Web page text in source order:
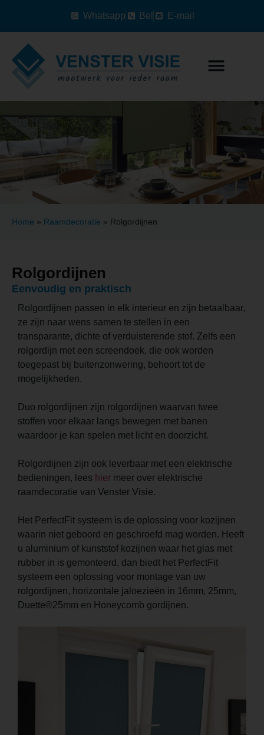
Whatsapp Bel E-mail
Home » Raamdecoratie » Rolgordijnen
Rolgordijnen
Eenvoudig en praktisch
Rolgordijnen passen in elk interieur en zijn betaalbaar,
ze zijn naar wens samen te stellen in een
transparante, dichte of verduisterende stof. Zelfs een
rolgordijn met een screendoek, die ook worden
toegepast bij buitenzonwering, behoort tot de
mogelijkheden.
Duo rolgordijnen zijn rolgordijnen waarvan twee
stoffen voor elkaar langs bewegen met banen
waardoor je kan spelen met licht en doorzicht.
Rolgordijnen zijn ook leverbaar met een elektrische
bedieningen, lees hier meer over elektrische
raamdecoratie van Venster Visie.
Het PerfectFit systeem is de oplossing voor kozijnen
waarin niet geboord en geschroefd mag worden. Heeft
u aluminium of kunststof kozijnen waar het glas met
rubber in is gemonteerd, dan biedt het PerfectFit
systeem een oplossing voor montage van uw
rolgordijnen, horizontale jaloezieën in 16mm, 25mm,
Duette®25mm en Honeycomb gordijnen.